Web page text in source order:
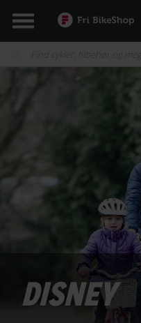
DISNEY